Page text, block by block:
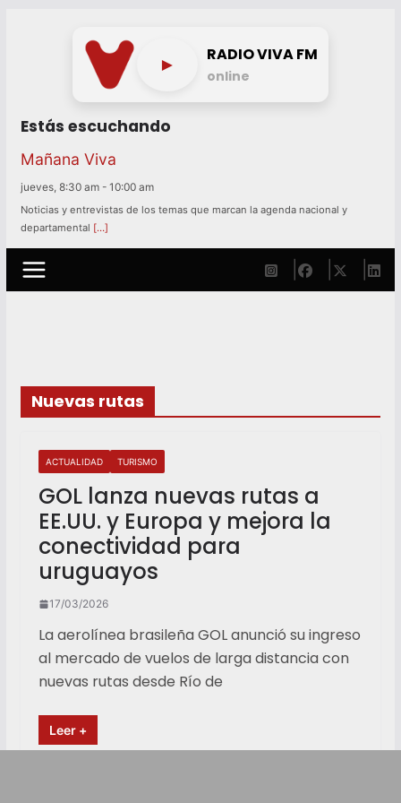
► RADIO VIVA FM
online
Estás escuchando
Mañana Viva
jueves, 8:30 am - 10:00 am
Noticias y entrevistas de los temas que marcan la agenda nacional y
departamental […]
Nuevas rutas
ACTUALIDAD TURISMO
GOL lanza nuevas rutas a
EE.UU. y Europa y mejora la
conectividad para
uruguayos
17/03/2026
La aerolínea brasileña GOL anunció su ingreso
al mercado de vuelos de larga distancia con
nuevas rutas desde Río de
Leer +